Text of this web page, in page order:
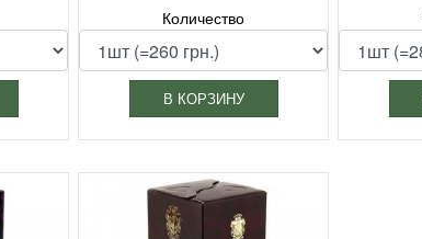
Количество
В КОРЗИНУ